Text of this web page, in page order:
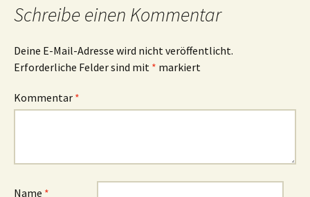
Schreibe einen Kommentar
Deine E-Mail-Adresse wird nicht veröffentlicht.
Erforderliche Felder sind mit * markiert
Kommentar *
Name *